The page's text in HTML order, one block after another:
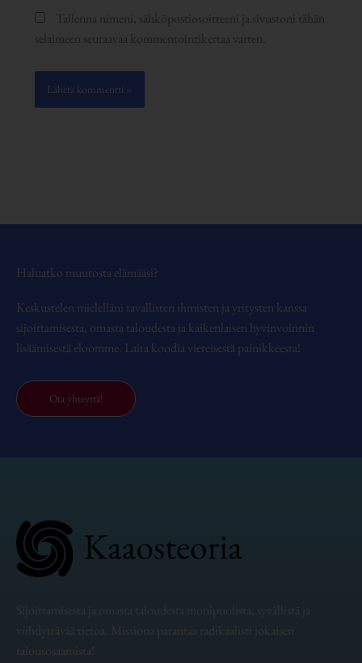
Tallenna nimeni, sähköpostiosoitteeni ja sivustoni tähän
selaimeen seuraavaa kommentointikertaa varten.
Haluatko muutosta elämääsi?
Keskustelen mielelläni tavallisten ihmisten ja yritysten kanssa
sijoittamisesta, omasta taloudesta ja kaikenlaisen hyvinvoinnin
lisäämisestä eloomme. Laita koodia viereisestä painikkeesta!
Ota yhteyttä!
Sijoittamisesta ja omasta taloudesta monipuolista, syvällistä ja
viihdyttävää tietoa. Missiona parantaa radikaalisti jokaisen
talousosaamista!